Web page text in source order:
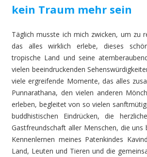
kein Traum mehr sein
Täglich musste ich mich zwicken, um zu
das alles wirklich erlebe, dieses
tropische Land und seine
vielen beeindruckenden
viele ergreifende Momente, das alles
Punnarathana, den vielen anderen
erleben, begleitet von so vielen
buddhistischen Eindrücken, die
Gastfreundschaft aller Menschen, die uns
Kennenlernen meines Patenkindes
Land, Leuten und Tieren und die